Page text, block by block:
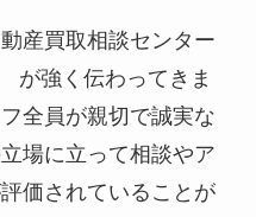
産買取相談センター
が強く伝わってきま
全員が親切で誠実な
場に立って相談やア
価されていることが